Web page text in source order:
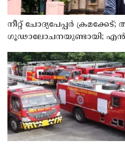
നീറ്റ് ചോദ്യപേപ്പര്‍
ഗൂഢാലോചനയുണ്ടായി;
കണ്ടെത്തലുമായി സിബിഐ